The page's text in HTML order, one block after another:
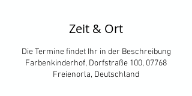
Zeit & Ort
Die Termine findet Ihr in der Beschreibung
Farbenkinderhof, Dorfstraße 100, 07768
Freienorla, Deutschland